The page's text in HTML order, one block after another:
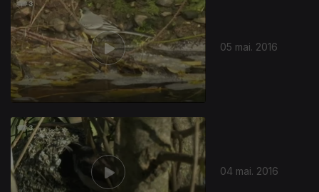
05 mai. 2016
04 mai. 2016